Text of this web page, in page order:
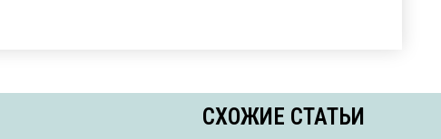
СХОЖИЕ СТАТЬИ